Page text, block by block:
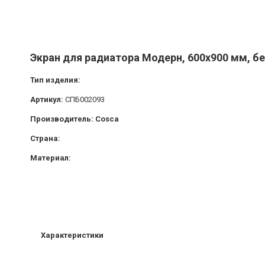
Экран для радиатора Модерн, 600х900 мм,
Тип изделия:
Артикул: СПБ002093
Производитель: Cosca
Страна:
Материал:
Характеристики